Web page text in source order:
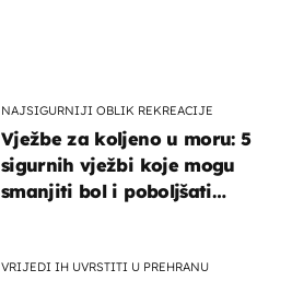
NAJSIGURNIJI OBLIK REKREACIJE
Vježbe za koljeno u moru: 5
sigurnih vježbi koje mogu
smanjiti bol i poboljšati
VRIJEDI IH UVRSTITI U PREHRANU